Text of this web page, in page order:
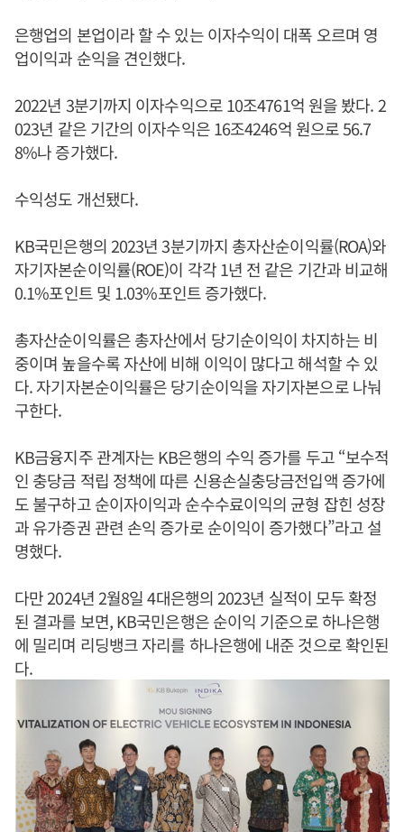
은행업의 본업이라 할 수 있는 이자수익이 대폭 오르며 영
업이익과 순익을 견인했다.
2022년 3분기까지 이자수익으로 10조4761억 원을 봤다. 2
023년 같은 기간의 이자수익은 16조4246억 원으로 56.7
8%나 증가했다.
수익성도 개선됐다.
KB국민은행의 2023년 3분기까지 총자산순이익률(ROA)와
자기자본순이익률(ROE)이 각각 1년 전 같은 기간과 비교해
0.1%포인트 및 1.03%포인트 증가했다.
총자산순이익률은 총자산에서 당기순이익이 차지하는 비
중이며 높을수록 자산에 비해 이익이 많다고 해석할 수 있
다. 자기자본순이익률은 당기순이익을 자기자본으로 나눠
구한다.
KB금융지주 관계자는 KB은행의 수익 증가를 두고 “보수적
인 충당금 적립 정책에 따른 신용손실충당금전입액 증가에
도 불구하고 순이자이익과 순수수료이익의 균형 잡힌 성장
과 유가증권 관련 손익 증가로 순이익이 증가했다”라고 설
명했다.
다만 2024년 2월8일 4대은행의 2023년 실적이 모두 확정
된 결과를 보면, KB국민은행은 순이익 기준으로 하나은행
에 밀리며 리딩뱅크 자리를 하나은행에 내준 것으로 확인된
다.